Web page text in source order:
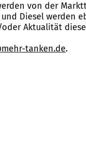
von der
Diesel werden
Aktualität
tanken.de.